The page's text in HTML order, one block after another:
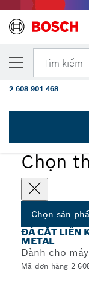
Tìm kiếm
Đá cắt liên
Chọn
Chọn sản
ĐÁ CẮT LIÊN
METAL
Dành cho
Mã đơn hàng 2
SẢN PHẨM CÙNG
Đá cắt PRO
mm
2 608 901 468